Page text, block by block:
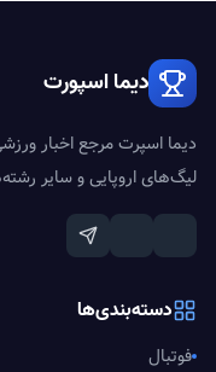
دیما اسپورت
دیما اسپرت مرجع اخبار
لیگ‌های اروپایی و سایر
دسته‌بندی‌ها
فوتبال